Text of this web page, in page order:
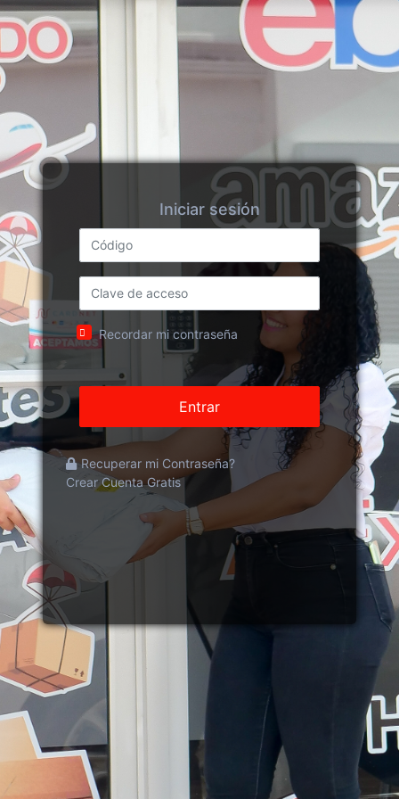
Iniciar sesión
Recordar mi contraseña
Entrar
Recuperar mi Contraseña?
Crear Cuenta Gratis